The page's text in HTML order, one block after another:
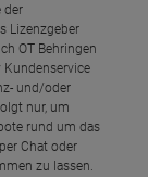
der
Lizenzgeber
OT Behringen
Kundenservice
und/oder
nur, um
rund um das
Chat oder
zu lassen.